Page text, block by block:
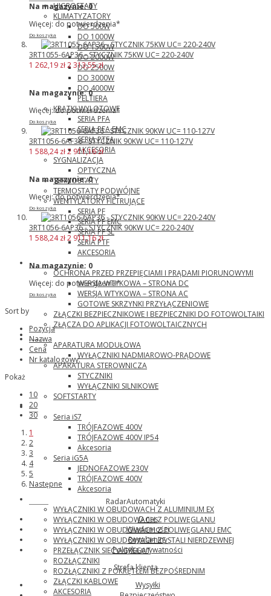
HIGROSTATY
KLIMATYZATORY
DO 500W
DO 1000W
DO 1500W
DO 2000W
DO 2500W
DO 3000W
DO 4000W
PELTIERA
KRATKI WYLOTOWE
SERIA PFA
SERIA PFA EMC
SERIA PTFA
AKCESORIA
SYGNALIZACJA
OPTYCZNA
TERMOSTATY
TERMOSTATY PODWÓJNE
WENTYLATORY FILTRUJĄCE
SERIA PF
SERIA PF EMC
SERIA PF SL
SERIA PTF
AKCESORIA
Phoenix Contact
OCHRONA PRZED PRZEPIĘCIAMI I PRĄDAMI PIORUNOWYMI
WERSJA WTYKOWA – STRONA DC
WERSJA WTYKOWA – STRONA AC
GOTOWE SKRZYNKI PRZYŁĄCZENIOWE
ZŁĄCZKI BEZPIECZNIKOWE I BEZPIECZNIKI DO FOTOWOLTAIKI
ZŁĄCZA DO APLIKACJI FOTOWOLTAICZNYCH
ABB
APARATURA MODUŁOWA
WYŁĄCZNIKI NADMIAROWO-PRĄDOWE
APARATURA STEROWNICZA
STYCZNIKI
WYŁĄCZNIKI SILNIKOWE
SOFTSTARTY
LG
Seria iS7
TRÓJFAZOWE 400V
TRÓJFAZOWE 400V IP54
Akcesoria
Seria iG5A
JEDNOFAZOWE 230V
TRÓJFAZOWE 400V
Akcesoria
WYŁĄCZNIKI W OBUDOWACH Z ALUMINIUM EX
WYŁĄCZNIKI W OBUDOWACH Z POLIWĘGLANU
WYŁĄCZNIKI W OBUDOWACH Z POLIWĘGLANU EMC
WYŁĄCZNIKI W OBUDOWACH ZE STALI NIERDZEWNEJ
PRZEŁĄCZNIK SIEĆ\AGREGAT
ROZŁĄCZNIKI
ROZŁĄCZNIKI Z POKRĘTŁEM BEZPOŚREDNIM
ZŁĄCZKI KABLOWE
AKCESORIA
Na magazynie:0
Więcej: do potwierdzenia*
Do koszyka
3RT1055-6AP36 - STYCZNIK 75KW UC= 220-240V
1 262,19 zł2 313,55 zł
Na magazynie:0
Więcej: do potwierdzenia*
Do koszyka
3RT1056-6AF36 - STYCZNIK 90KW UC= 110-127V
1 588,24 zł2 911,16 zł
Na magazynie:0
Więcej: do potwierdzenia*
Do koszyka
3RT1056-6AP36 - STYCZNIK 90KW UC= 220-240V
1 588,24 zł2 911,16 zł
Na magazynie: 0
Więcej: do potwierdzenia*
Do koszyka
Sort by
Pozycja
Nazwa
Cena
Nr katalogowy:
Pokaż
10
20
30
1
2
3
4
5
Następne
RadarAutomatyki
O nas
Wiadomości
Regulaminy
Polityka prywatności
Strefa klienta
Wysyłki